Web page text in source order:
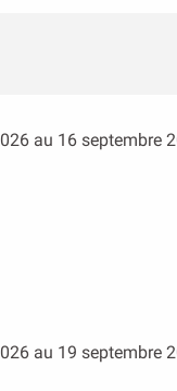
au 16 septembre
au 19 septembre